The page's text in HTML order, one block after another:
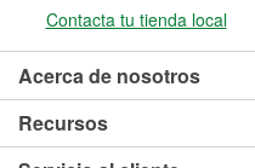
Contacta tu tienda local
Acerca de nosotros
Recursos